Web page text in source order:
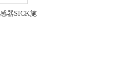
器SICK施